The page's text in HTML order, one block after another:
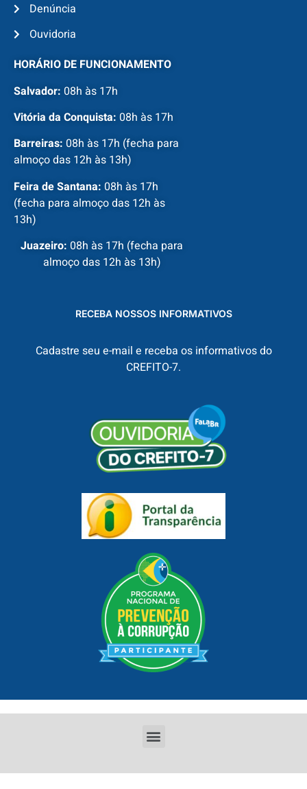
Denúncia
Ouvidoria
HORÁRIO DE FUNCIONAMENTO
Salvador: 08h às 17h
Vitória da Conquista: 08h às 17h
Barreiras: 08h às 17h (fecha para
almoço das 12h às 13h)
Feira de Santana: 08h às 17h
(fecha para almoço das 12h às
13h)
Juazeiro: 08h às 17h (fecha para
almoço das 12h às 13h)
RECEBA NOSSOS INFORMATIVOS
Cadastre seu e-mail e receba os informativos do
CREFITO-7.